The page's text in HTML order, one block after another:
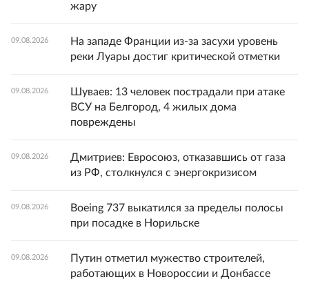
жару
09.08.2026
На западе Франции из-за засухи уровень
реки Луары достиг критической отметки
09.08.2026
Шуваев: 13 человек пострадали при атаке
ВСУ на Белгород, 4 жилых дома
повреждены
09.08.2026
Дмитриев: Евросоюз, отказавшись от газа
из РФ, столкнулся с энергокризисом
09.08.2026
Boeing 737 выкатился за пределы полосы
при посадке в Норильске
09.08.2026
Путин отметил мужество строителей,
работающих в Новороссии и Донбассе